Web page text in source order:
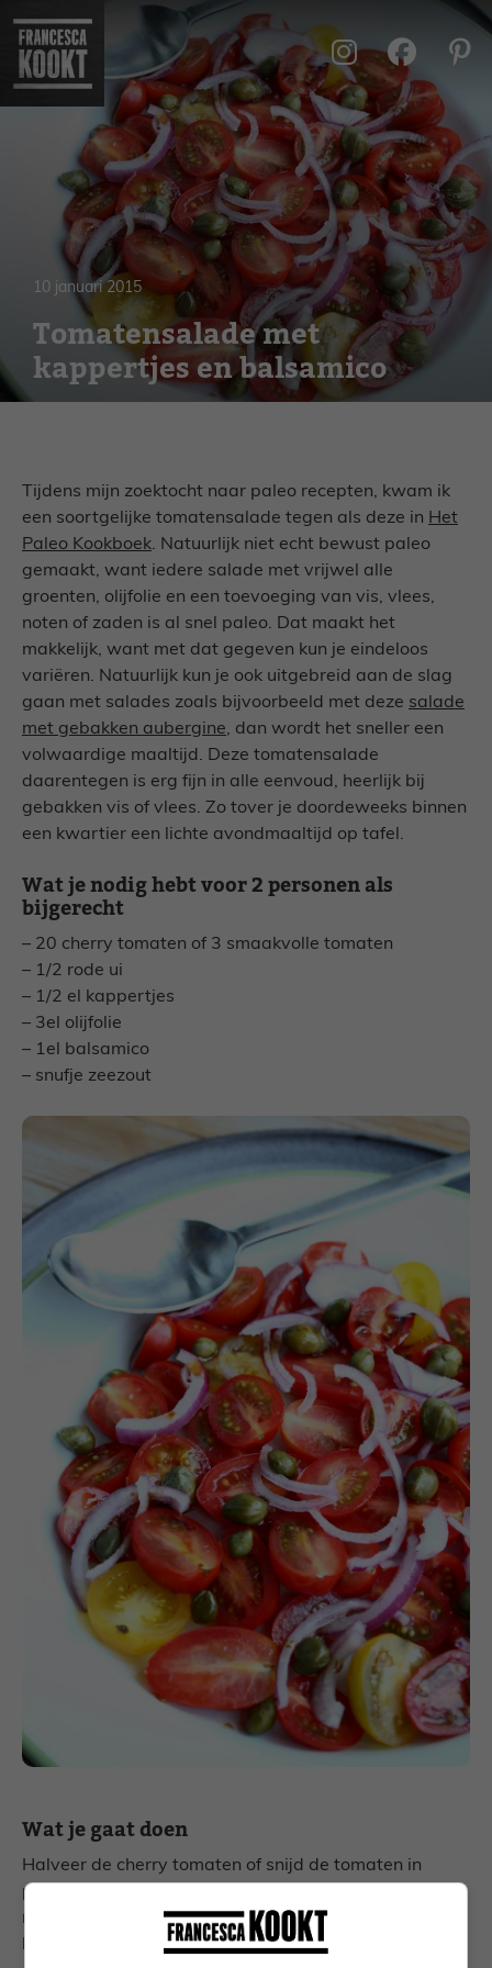
naar
inhoud
10 januari 2015
Tomatensalade met
kappertjes en balsamico
Tijdens mijn zoektocht naar paleo recepten, kwam ik
een soortgelijke tomatensalade tegen als deze in Het
Paleo Kookboek. Natuurlijk niet echt bewust paleo
gemaakt, want iedere salade met vrijwel alle
groenten, olijfolie en een toevoeging van vis, vlees,
noten of zaden is al snel paleo. Dat maakt het
makkelijk, want met dat gegeven kun je eindeloos
variëren. Natuurlijk kun je ook uitgebreid aan de slag
gaan met salades zoals bijvoorbeeld met deze salade
met gebakken aubergine, dan wordt het sneller een
volwaardige maaltijd. Deze tomatensalade
daarentegen is erg fijn in alle eenvoud, heerlijk bij
gebakken vis of vlees. Zo tover je doordeweeks binnen
een kwartier een lichte avondmaaltijd op tafel.
Wat je nodig hebt voor 2 personen als
bijgerecht
– 20 cherry tomaten of 3 smaakvolle tomaten
– 1/2 rode ui
– 1/2 el kappertjes
– 3el olijfolie
– 1el balsamico
– snufje zeezout
Wat je gaat doen
Halveer de cherry tomaten of snijd de tomaten in
plakken en verdeel over een bord. Snijd de ui in dunne
ringetjes en verdeel over de tomaat. Strooi de
kappertjes erover.